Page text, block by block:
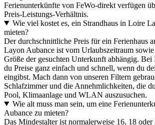
Ferienunterkünfte von FeWo-direkt verfügen
Preis-Leistungs-Verhältnis.
Wie viel kostet es, ein Strandhaus in Loire
mieten?
Der durchschnittliche Preis für ein Ferienhaus
Layon Aubance ist vom Urlaubszeitraum
Größe der gesuchten Unterkunft abhängig.
du Preise ganz einfach und schnell, wenn du
eingibst. Mach dann von unseren Filtern
Schlafzimmer und die Annehmlichkeiten, die
Pool, Klimaanlage und WLAN auszusuchen.
Wie alt muss man sein, um eine
Aubance zu mieten?
Das Mindestalter ist normalerweise 16, 18